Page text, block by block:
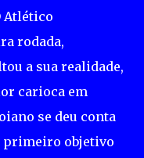
Atlético
rodada,
a sua realidade,
carioca em
se deu conta
primeiro objetivo